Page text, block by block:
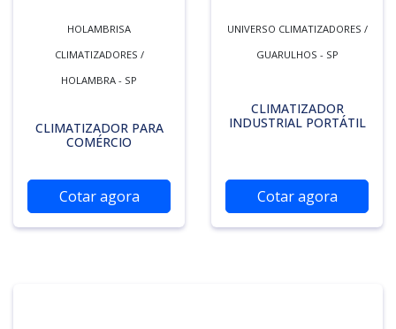
HOLAMBRISA
CLIMATIZADORES /
HOLAMBRA - SP
CLIMATIZADOR PARA
COMÉRCIO
Cotar agora
UNIVERSO CLIMATIZADORES /
GUARULHOS - SP
CLIMATIZADOR
INDUSTRIAL PORTÁTIL
Cotar agora